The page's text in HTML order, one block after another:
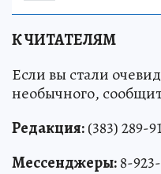
К ЧИТАТЕЛЯМ
Если вы стали
необычного,
Редакция:(383) 289-
Мессенджеры:8-